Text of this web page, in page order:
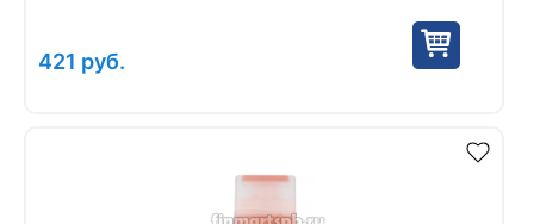
421 руб.